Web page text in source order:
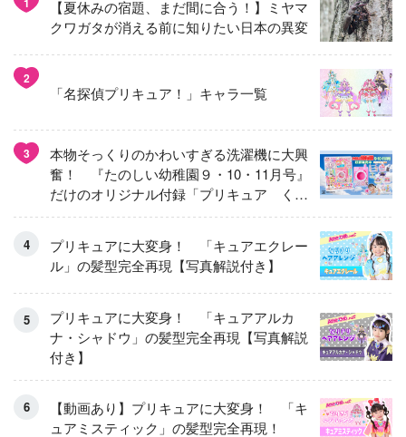
【夏休みの宿題、まだ間に合う！】ミヤマ
クワガタが消える前に知りたい日本の異変
2
「名探偵プリキュア！」キャラ一覧
3
本物そっくりのかわいすぎる洗濯機に大興
奮！ 『たのしい幼稚園９・10・11月号』
だけのオリジナル付録「プリキュア くる
くるせんたくき」
プリキュアに大変身！ 「キュアエクレー
ル」の髪型完全再現【写真解説付き】
プリキュアに大変身！ 「キュアアルカ
ナ・シャドウ」の髪型完全再現【写真解説
付き】
【動画あり】プリキュアに大変身！ 「キ
ュアミスティック」の髪型完全再現！